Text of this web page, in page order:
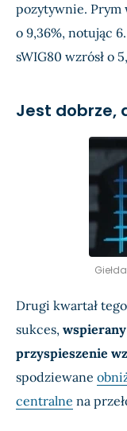
pozytywnie. Prym
o 9,36%, notując
sWIG80 wzrósł o
Jest dobrze,
Drugi kwartał
sukces,
przyspieszenie
spodziewane
centralne na